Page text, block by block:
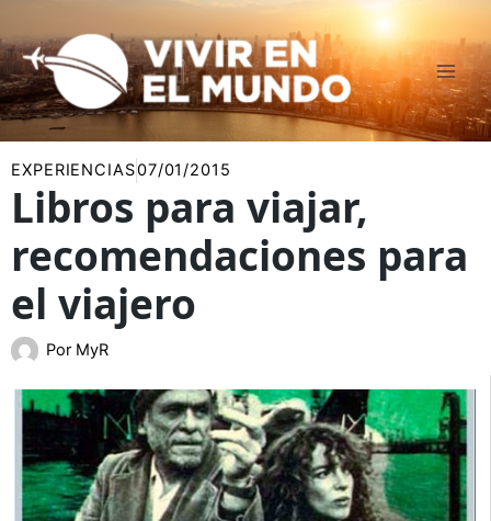
al
contenido
EXPERIENCIAS07/01/2015
Libros para viajar,
recomendaciones para
el viajero
Por MyR